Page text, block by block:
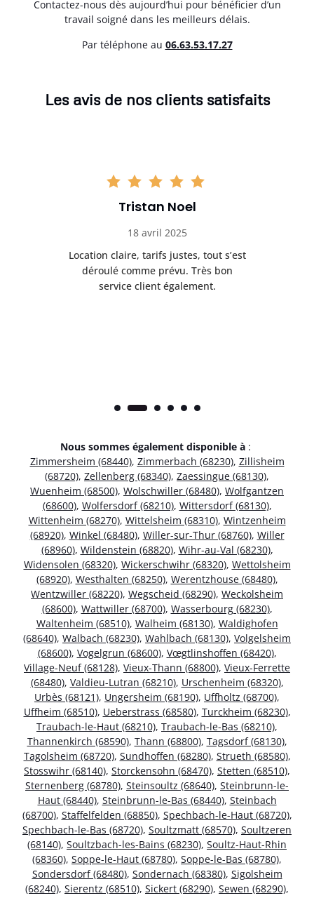
Contactez-nous dès aujourd’hui pour bénéficier d’un
travail soigné dans les meilleurs délais.
Par téléphone au 06.63.53.17.27
Les avis de nos clients satisfaits
Tristan Noel
18 avril 2025
Location claire, tarifs justes, tout s’est
déroulé comme prévu. Très bon
service client également.
Nous sommes également disponible à :
Zimmersheim (68440), Zimmerbach (68230), Zillisheim
(68720), Zellenberg (68340), Zaessingue (68130),
Wuenheim (68500), Wolschwiller (68480), Wolfgantzen
(68600), Wolfersdorf (68210), Wittersdorf (68130),
Wittenheim (68270), Wittelsheim (68310), Wintzenheim
(68920), Winkel (68480), Willer-sur-Thur (68760), Willer
(68960), Wildenstein (68820), Wihr-au-Val (68230),
Widensolen (68320), Wickerschwihr (68320), Wettolsheim
(68920), Westhalten (68250), Werentzhouse (68480),
Wentzwiller (68220), Wegscheid (68290), Weckolsheim
(68600), Wattwiller (68700), Wasserbourg (68230),
Waltenheim (68510), Walheim (68130), Waldighofen
(68640), Walbach (68230), Wahlbach (68130), Volgelsheim
(68600), Vogelgrun (68600), Vœgtlinshoffen (68420),
Village-Neuf (68128), Vieux-Thann (68800), Vieux-Ferrette
(68480), Valdieu-Lutran (68210), Urschenheim (68320),
Urbès (68121), Ungersheim (68190), Uffholtz (68700),
Uffheim (68510), Ueberstrass (68580), Turckheim (68230),
Traubach-le-Haut (68210), Traubach-le-Bas (68210),
Thannenkirch (68590), Thann (68800), Tagsdorf (68130),
Tagolsheim (68720), Sundhoffen (68280), Strueth (68580),
Stosswihr (68140), Storckensohn (68470), Stetten (68510),
Sternenberg (68780), Steinsoultz (68640), Steinbrunn-le-
Haut (68440), Steinbrunn-le-Bas (68440), Steinbach
(68700), Staffelfelden (68850), Spechbach-le-Haut (68720),
Spechbach-le-Bas (68720), Soultzmatt (68570), Soultzeren
(68140), Soultzbach-les-Bains (68230), Soultz-Haut-Rhin
(68360), Soppe-le-Haut (68780), Soppe-le-Bas (68780),
Sondersdorf (68480), Sondernach (68380), Sigolsheim
(68240), Sierentz (68510), Sickert (68290), Sewen (68290),